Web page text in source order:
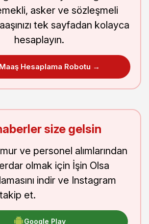
asker ve sözleşmeli
tek sayfadan kolayca
hesaplayın.
Hesaplama Robotu →
size gelsin
ve personel alımlarından
olmak için İşin Olsa
indir ve Instagram
takip et.
Google Play